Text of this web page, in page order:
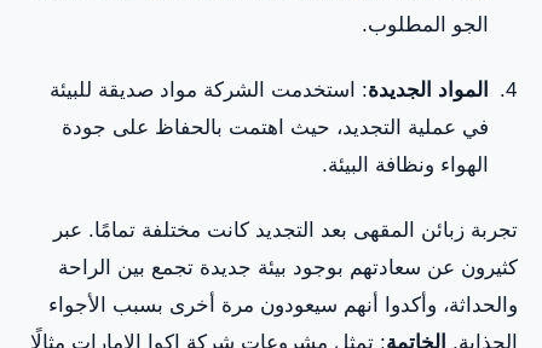
الجو المطلوب.
المواد الجديدة: استخدمت الشركة مواد صديقة للبيئة
في عملية التجديد، حيث اهتمت بالحفاظ على جودة
الهواء ونظافة البيئة.
تجربة زبائن المقهى بعد التجديد كانت مختلفة تمامًا. عبر
كثيرون عن سعادتهم بوجود بيئة جديدة تجمع بين الراحة
والحداثة، وأكدوا أنهم سيعودون مرة أخرى بسبب الأجواء
الجذابة.
الخاتمة: تمثل مشروعات شركة اكوا الإمارات مثالًا